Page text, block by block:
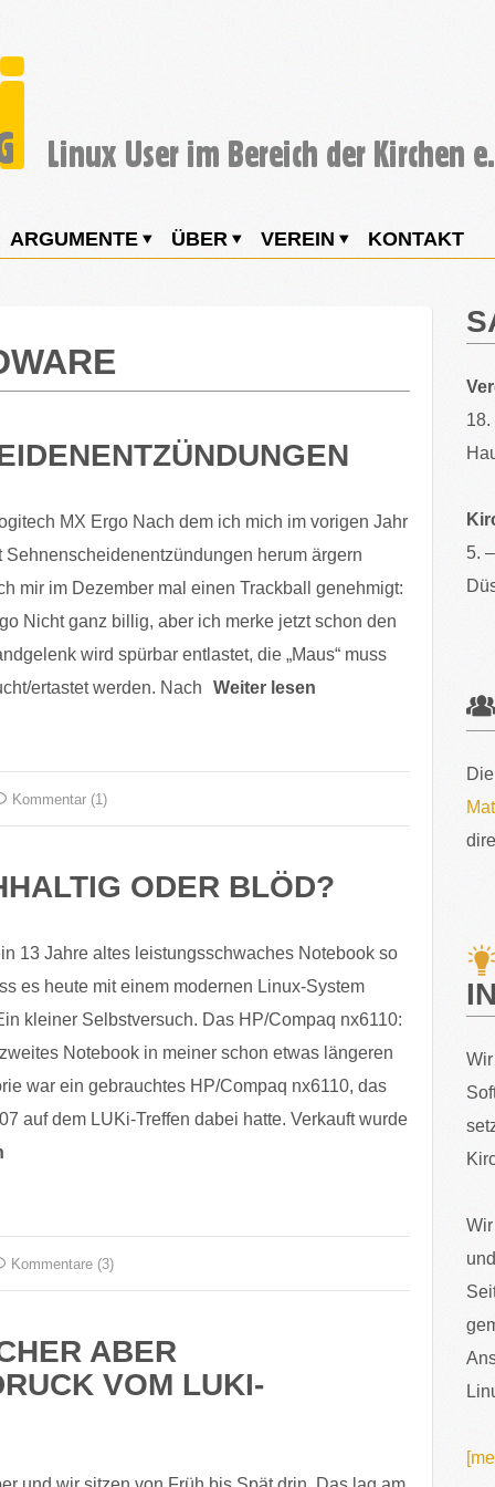
ARGUMENTE ÜBER VEREIN KONTAKT
MX Ergo Nach dem ich mich im vorigen Jahr
Sehnenscheidenentzündungen herum ärgern
mir im Dezember mal einen Trackball genehmigt:
Nicht ganz billig, aber ich merke jetzt schon den
wird spürbar entlastet, die „Maus“ muss
ertastet werden. Nach
Weiter lesen
Kommentar (1)
ODER BLÖD?
13 Jahre altes leistungsschwaches Notebook so
es heute mit einem modernen Linux-System
kleiner Selbstversuch. Das HP/Compaq nx6110:
Notebook in meiner schon etwas längeren
war ein gebrauchtes HP/Compaq nx6110, das
auf dem LUKi-Treffen dabei hatte. Verkauft wurde
Kommentare (3)
ABER T
VOM LUKI-W
18.
5.